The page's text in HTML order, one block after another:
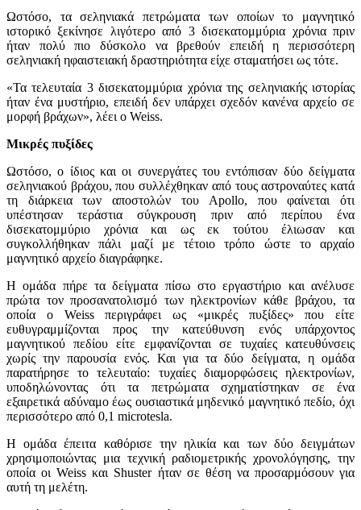
Ωστόσο, τα σεληνιακά πετρώματα των οποίων το μαγνητικό
ιστορικό ξεκίνησε λιγότερο από 3 δισεκατομμύρια χρόνια πριν
ήταν πολύ πιο δύσκολο να βρεθούν επειδή η περισσότερη
σεληνιακή ηφαιστειακή δραστηριότητα είχε σταματήσει ως τότε.
«Τα τελευταία 3 δισεκατομμύρια χρόνια της σεληνιακής ιστορίας
ήταν ένα μυστήριο, επειδή δεν υπάρχει σχεδόν κανένα αρχείο σε
μορφή βράχων», λέει ο Weiss.
Μικρές πυξίδες
Ωστόσο, ο ίδιος και οι συνεργάτες του εντόπισαν δύο δείγματα
σεληνιακού βράχου, που συλλέχθηκαν από τους αστροναύτες κατά
τη διάρκεια των αποστολών του Apollo, που φαίνεται ότι
υπέστησαν τεράστια σύγκρουση πριν από περίπου ένα
δισεκατομμύριο χρόνια και ως εκ τούτου έλιωσαν και
συγκολλήθηκαν πάλι μαζί με τέτοιο τρόπο ώστε το αρχαίο
μαγνητικό αρχείο διαγράφηκε.
Η ομάδα πήρε τα δείγματα πίσω στο εργαστήριο και ανέλυσε
πρώτα τον προσανατολισμό των ηλεκτρονίων κάθε βράχου, τα
οποία ο Weiss περιγράφει ως «μικρές πυξίδες» που είτε
ευθυγραμμίζονται προς την κατεύθυνση ενός υπάρχοντος
μαγνητικού πεδίου είτε εμφανίζονται σε τυχαίες κατευθύνσεις
χωρίς την παρουσία ενός. Και για τα δύο δείγματα, η ομάδα
παρατήρησε το τελευταίο: τυχαίες διαμορφώσεις ηλεκτρονίων,
υποδηλώνοντας ότι τα πετρώματα σχηματίστηκαν σε ένα
εξαιρετικά αδύναμο έως ουσιαστικά μηδενικό μαγνητικό πεδίο, όχι
περισσότερο από 0,1 microtesla.
Η ομάδα έπειτα καθόρισε την ηλικία και των δύο δειγμάτων
χρησιμοποιώντας μια τεχνική ραδιομετρικής χρονολόγησης, την
οποία οι Weiss και Shuster ήταν σε θέση να προσαρμόσουν για
αυτή τη μελέτη.